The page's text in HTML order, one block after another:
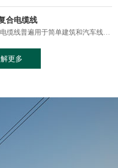
合电缆线
电缆线是用于电力传输的管路。电缆线普遍用于简单建筑和汽车线材，作为能源输送缆线，电缆线的复杂结构勿庸置疑。根据目标功能，电缆线具有以下一些特点：建筑用和车用线材要求轻质、大批量生产、价格低廉、具有相当的电学和力学性能和长时间的耐老化性能；工业用线材必须具有符合客户要求的性能；
更多